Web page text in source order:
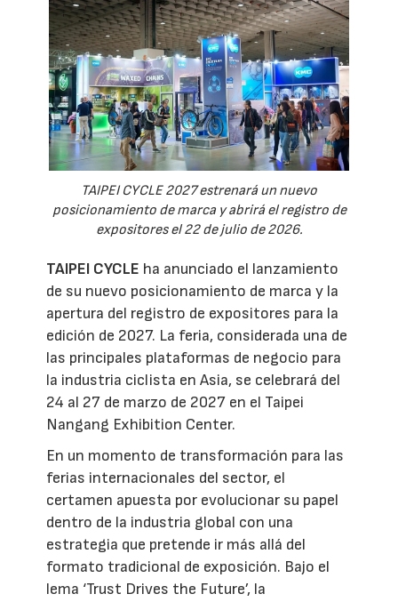
TAIPEI CYCLE 2027 estrenará un nuevo
posicionamiento de marca y abrirá el registro de
expositores el 22 de julio de 2026.
TAIPEI CYCLE ha anunciado el lanzamiento
de su nuevo posicionamiento de marca y la
apertura del registro de expositores para la
edición de 2027. La feria, considerada una de
las principales plataformas de negocio para
la industria ciclista en Asia, se celebrará del
24 al 27 de marzo de 2027 en el Taipei
Nangang Exhibition Center.
En un momento de transformación para las
ferias internacionales del sector, el
certamen apuesta por evolucionar su papel
dentro de la industria global con una
estrategia que pretende ir más allá del
formato tradicional de exposición. Bajo el
lema ‘Trust Drives the Future’, la